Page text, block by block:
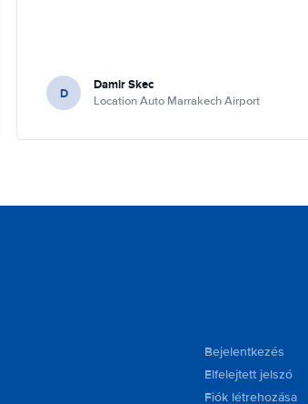
D Damir Skec
Location Auto Marrakech Airport
Bejelentkezés
Elfelejtett jelszó
Fiók létrehozása